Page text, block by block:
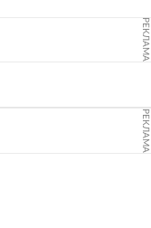
РЕКЛАМА
РЕКЛАМА